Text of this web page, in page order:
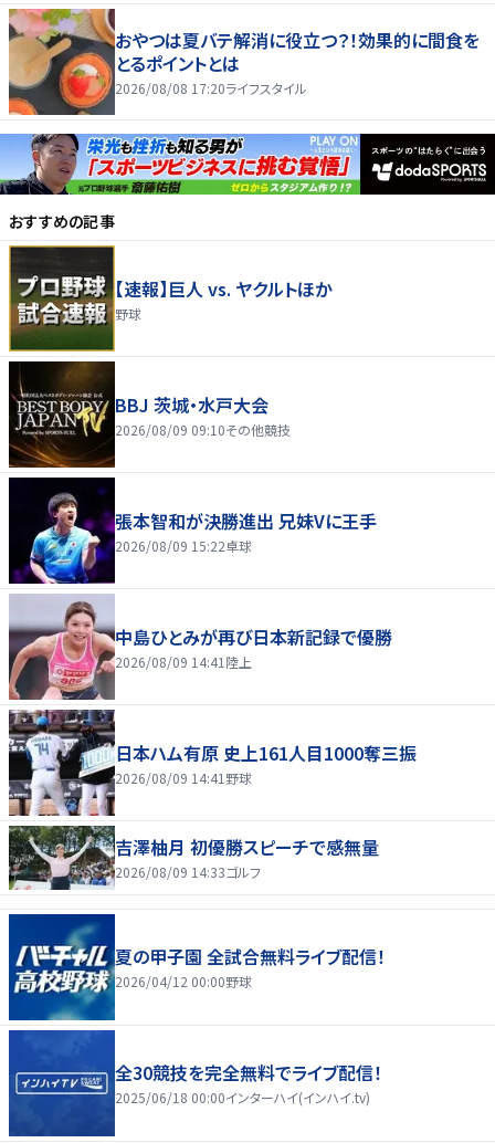
おやつは夏バテ解消に役立つ？！効果的に間食を
とるポイントとは
2026/08/08 17:20ライフスタイル
おすすめの記事
【速報】巨人 vs. ヤクルトほか
野球
BBJ 茨城・水戸大会
2026/08/09 09:10その他競技
張本智和が決勝進出 兄妹Vに王手
2026/08/09 15:22卓球
中島ひとみが再び日本新記録で優勝
2026/08/09 14:41 陸上
日本ハム有原 史上161人目1000奪三振
2026/08/09 14:41 野球
吉澤柚月 初優勝スピーチで感無量
2026/08/09 14:33ゴルフ
夏の甲子園 全試合無料ライブ配信！
2026/04/12 00:00野球
全30競技を完全無料でライブ配信！
2025/06/18 00:00インターハイ(インハイ.tv)